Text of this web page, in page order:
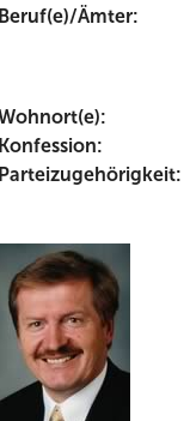
Ämter: